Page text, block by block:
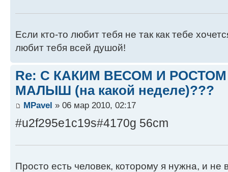
Если кто-то любит тебя не так как тебе
любит тебя всей душой!
Re: С КАКИМ ВЕСОМ И
МАЛЫШ (на какой неделе)???
MPavel » 06 мар 2010, 02:17
#u2f295e1c19s#4170g 56cm
Просто есть человек, которому я нужна, и не